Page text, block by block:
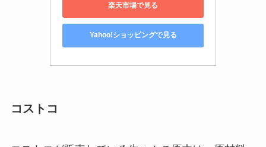
楽天市場で見る
Yahoo!ショッピングで見る
コストコ